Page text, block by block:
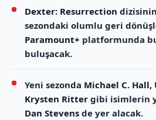
Dexter: Resurrection
sezondaki olumlu geri
Paramount+ platformunda
buluşacak.
Yeni sezonda Michael C. Hall,
Krysten Ritter gibi isimlerin
Dan Stevens de yer alacak.